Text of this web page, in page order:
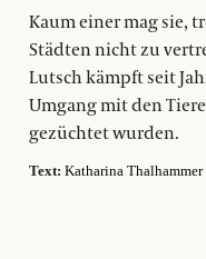
Kaum einer mag sie,
Städten nicht zu
Lutsch kämpft seit
Umgang mit den
gezüchtet wurden.
Text: Katharina Thalhammer